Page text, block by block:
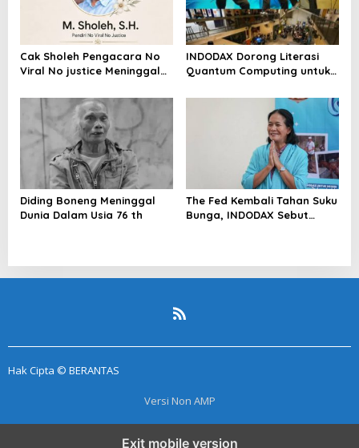
Cak Sholeh Pengacara No
Viral No justice Meninggal
INDODAX Dorong Literasi
Quantum Computing untuk
Blockchain
Diding Boneng Meninggal
Dunia Dalam Usia 76 th
The Fed Kembali Tahan Suku
Bunga, INDODAX Sebut
Hak Cipta © BERANTAS
Versi Non AMP
Exit mobile version